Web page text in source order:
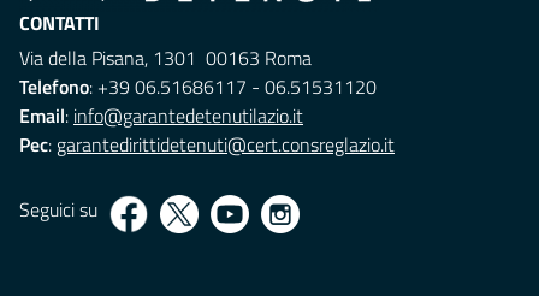
CONTATTI
Via della Pisana, 1301 00163 Roma
Telefono: +39 06.51686117 - 06.51531120
Email: info@garantedetenutilazio.it
Pec: garantedirittidetenuti@cert.consreglazio.it
Seguici su